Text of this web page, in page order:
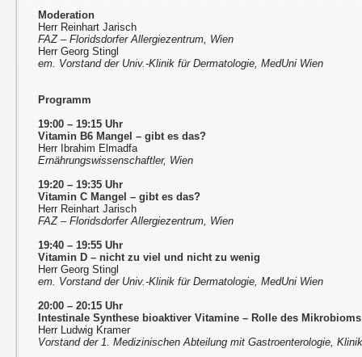
Moderation
Herr Reinhart Jarisch
FAZ – Floridsdorfer Allergiezentrum, Wien
Herr Georg Stingl
em. Vorstand der Univ.-Klinik für Dermatologie, MedUni Wien
Programm
19:00 – 19:15 Uhr
Vitamin B6 Mangel – gibt es das?
Herr Ibrahim Elmadfa
Ernährungswissenschaftler, Wien
19:20 – 19:35 Uhr
Vitamin C Mangel – gibt es das?
Herr Reinhart Jarisch
FAZ – Floridsdorfer Allergiezentrum, Wien
19:40 – 19:55 Uhr
Vitamin D – nicht zu viel und nicht zu wenig
Herr Georg Stingl
em. Vorstand der Univ.-Klinik für Dermatologie, MedUni Wien
20:00 – 20:15 Uhr
Intestinale Synthese bioaktiver Vitamine– Rolle des Mikrobioms
Herr Ludwig Kramer
Vorstand der 1. Medizinischen Abteilung mit Gastroenterologie,